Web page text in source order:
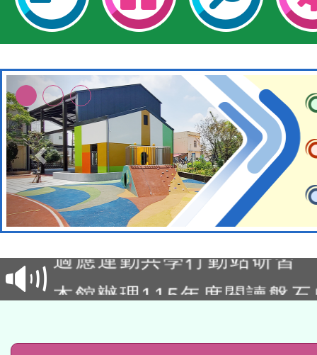
本校115學年度第2次代理
結果公告(無人報名，續辦
適應運動共學行動站研習
本館辦理115年度閱讀磐